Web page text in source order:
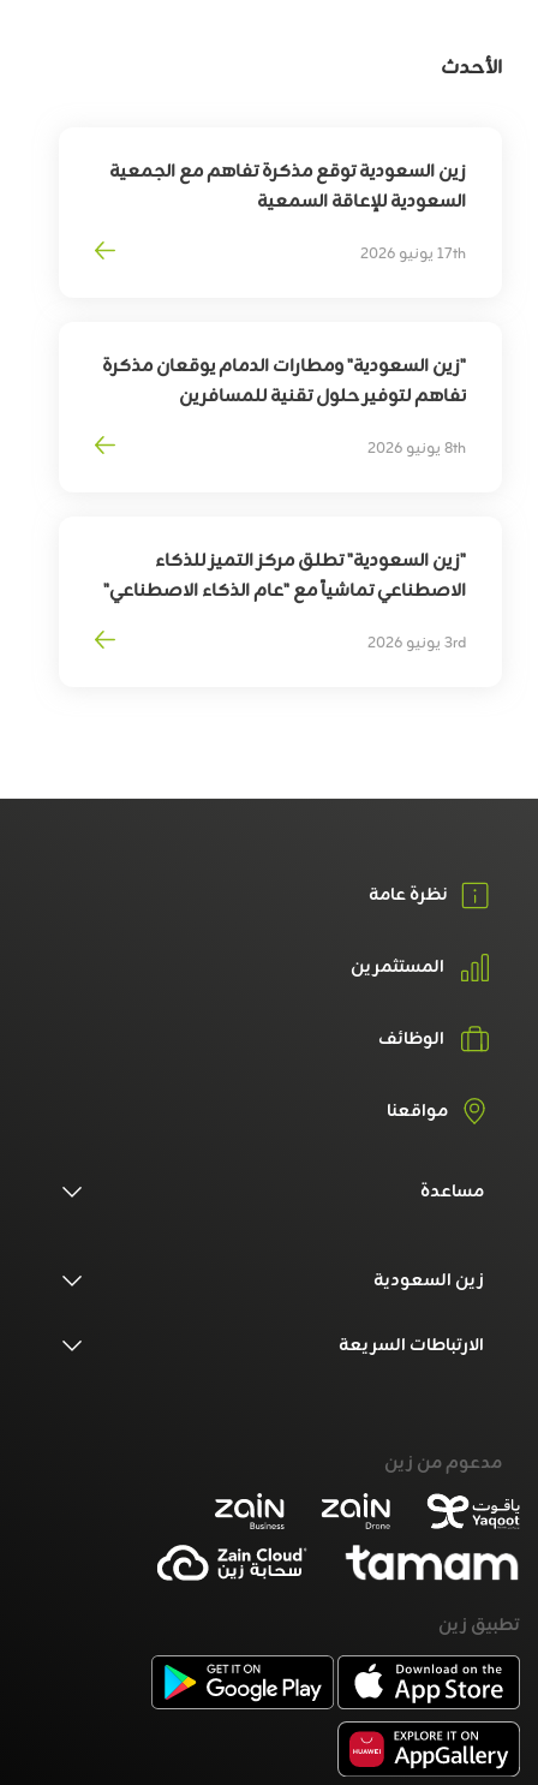
الأحدث
زين السعودية توقع مذكرة تفاهم مع الجمعية
السعودية للإعاقة السمعية
ذوي الإعاقة السمعية
17th يونيو 2026
"زين السعودية" ومطارات الدمام يوقعان مذكرة
تفاهم لتوفير حلول تقنية للمسافرين
وترقيةتجربةالمسافرين 8th يونيو 2026
"زين السعودية" تطلق مركز التميز للذكاء
الاصطناعي تماشياً مع "عام الذكاء الاصطناعي"
3rd يونيو 2026
نظرة عامة
المستثمرين
الوظائف
مواقعنا
مساعدة
زين السعودية
الارتباطات السريعة
مدعوم من زين
تطبيق زين